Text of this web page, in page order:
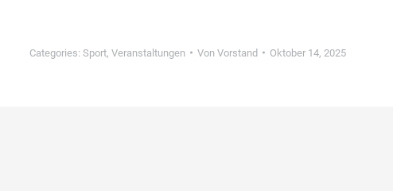
Categories: Sport, Veranstaltungen Von Vorstand Oktober 14, 2025